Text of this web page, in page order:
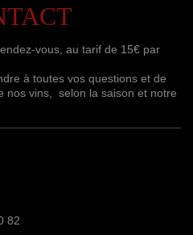
vous, au tarif de 15€ par
à toutes vos questions et de
nos vins, selon la saison et notre
82